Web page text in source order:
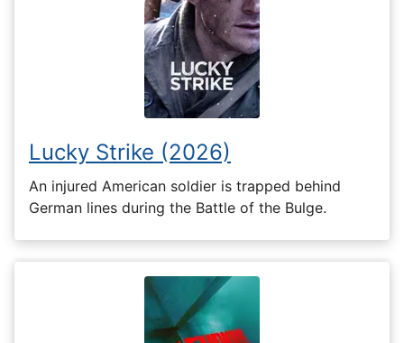
Lucky Strike (2026)
An injured American soldier is trapped behind
German lines during the Battle of the Bulge.